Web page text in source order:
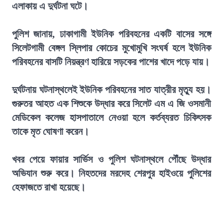
এলাকায় এ দুর্ঘটনা ঘটে।
পুলিশ জানায়, ঢাকাগামী ইউনিক পরিবহনের একটি বাসের সঙ্গে
সিলেটগামী বেঙ্গল স্লিপার কোচের মুখোমুখি সংঘর্ষ হলে ইউনিক
পরিবহনের বাসটি নিয়ন্ত্রণ হারিয়ে সড়কের পাশের খাদে পড়ে যায়।
দুর্ঘটনায় ঘটনাস্থলেই ইউনিক পরিবহনের সাত যাত্রীর মৃত্যু হয়।
গুরুতর আহত এক শিশুকে উদ্ধার করে সিলেট এম এ জি ওসমানী
মেডিকেল কলেজ হাসপাতালে নেওয়া হলে কর্তব্যরত চিকিৎসক
তাকে মৃত ঘোষণা করেন।
খবর পেয়ে ফায়ার সার্ভিস ও পুলিশ ঘটনাস্থলে পৌঁছে উদ্ধার
অভিযান শুরু করে। নিহতদের মরদেহ শেরপুর হাইওয়ে পুলিশের
হেফাজতে রাখা হয়েছে।